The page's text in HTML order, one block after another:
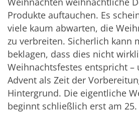
Produkte auftauchen. Es
viele kaum abwarten, die
zu verbreiten. Sicherlich kann
beklagen, dass dies nicht
Weihnachtsfestes entspricht –
Advent als Zeit der
Hintergrund. Die eigentliche
beginnt schließlich erst am 25.